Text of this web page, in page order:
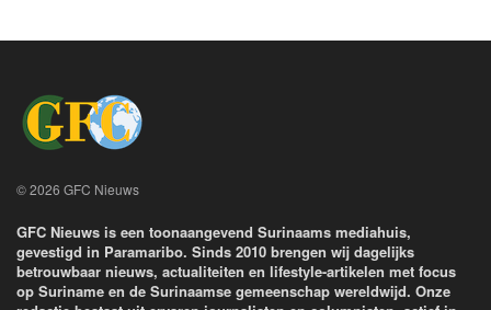
© 2026 GFC Nieuws
GFC Nieuws is een toonaangevend Surinaams mediahuis,
gevestigd in Paramaribo. Sinds 2010 brengen wij dagelijks
betrouwbaar nieuws, actualiteiten en lifestyle-artikelen met focus
op Suriname en de Surinaamse gemeenschap wereldwijd. Onze